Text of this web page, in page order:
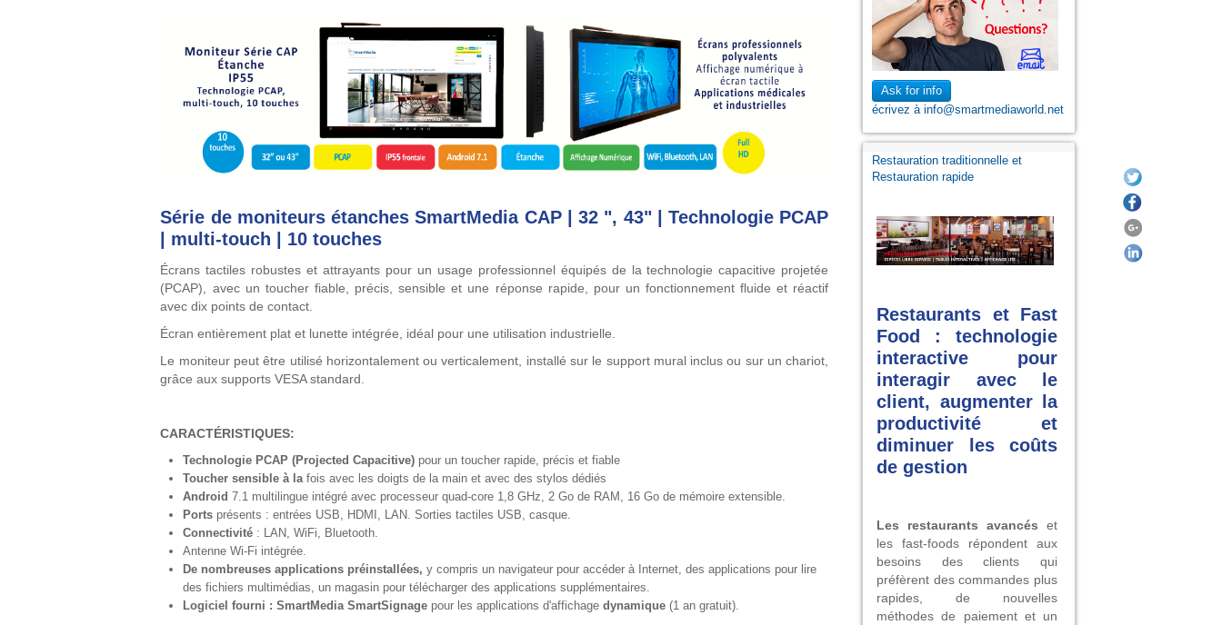
Série de moniteurs étanches SmartMedia CAP | 32 ", 43" | Technologie PCAP
| multi-touch | 10 touches
Écrans tactiles robustes et attrayants pour un usage professionnel équipés de la technologie capacitive projetée
(PCAP), avec un toucher fiable, précis, sensible et une réponse rapide, pour un fonctionnement fluide et réactif
avec dix points de contact.
Écran entièrement plat et lunette intégrée, idéal pour une utilisation industrielle.
Le moniteur peut être utilisé horizontalement ou verticalement, installé sur le support mural inclus ou sur un chariot,
grâce aux supports VESA standard.
CARACTÉRISTIQUES:
Technologie PCAP (Projected Capacitive) pour un toucher rapide, précis et fiable
Toucher sensible à la fois avec les doigts de la main et avec des stylos dédiés
Android 7.1 multilingue intégré avec processeur quad-core 1,8 GHz, 2 Go de RAM, 16 Go de mémoire extensible.
Ports présents : entrées USB, HDMI, LAN. Sorties tactiles USB, casque.
Connectivité : LAN, WiFi, Bluetooth.
Antenne Wi-Fi intégrée.
De nombreuses applications préinstallées, y compris un navigateur pour accéder à Internet, des applications pour lire
des fichiers multimédias, un magasin pour télécharger des applications supplémentaires.
Logiciel fourni : SmartMedia SmartSignage pour les applications d'affichagedynamique (1 an gratuit).
Ask for info
écrivez à info@smartmediaworld.net
Restauration traditionnelle et
Restauration rapide
Restaurants et Fast
Food : technologie
interactive pour
interagir avec le
client, augmenter la
productivité et
diminuer les coûts
de gestion
Les restaurants avancés et
les fast-foods répondent aux
besoins des clients qui
préfèrent des commandes plus
rapides, de nouvelles
méthodes de paiement et un